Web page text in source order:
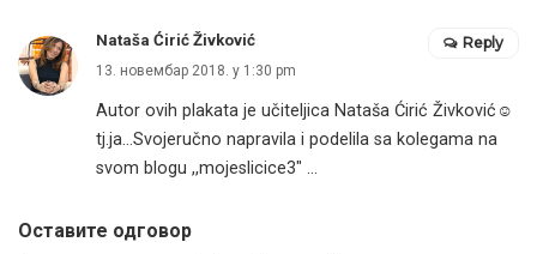
Nataša Ćirić Živković
13. новембар 2018. у 1:30 pm
Autor ovih plakata je učiteljica Nataša Ćirić Živković☺
tj.ja…Svojeručno napravila i podelila sa kolegama na
svom blogu ,,mojeslicice3″ …
Reply
Оставите одговор